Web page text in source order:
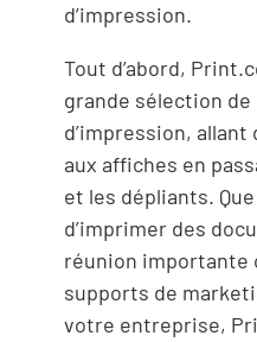
d’impression.
Tout d’abord,
grande sélection
d’impression,
aux affiches en
et les dépliants.
d’imprimer des
réunion importante
supports de
votre entreprise,